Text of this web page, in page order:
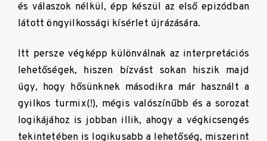
és válaszok nélkül, épp készül az első epizódban
látott öngyilkossági kísérlet újrázására.
Itt persze végképp különválnak az interpretációs
lehetőségek, hiszen bízvást sokan hiszik majd
úgy, hogy hősünknek másodikra már használt a
gyilkos turmix(!), mégis valószínűbb és a sorozat
logikájához is jobban illik, ahogy a végkicsengés
tekintetében is logikusabb a lehetőség, miszerint